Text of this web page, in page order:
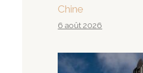
Chine
6 août 2026